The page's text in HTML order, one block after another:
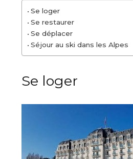
Se loger
Se restaurer
Se déplacer
Séjour au ski dans les Alpes
Se loger